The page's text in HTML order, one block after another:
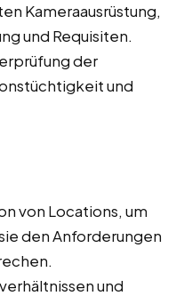
Kameraausrüstung,
und Requisiten.
der
und
von Locations, um
den Anforderungen
und